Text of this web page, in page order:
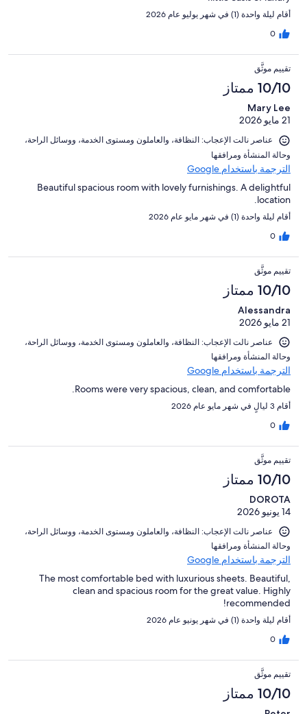
أقام ليلة واحدة (1) في شهر يوليو عام 2026
0
تقييم موثَّق
10/10 ممتاز
Mary Lee
21 مايو 2026
عناصر نالت الإعجاب: ⁦النظافة⁩، و⁦العاملون ومستوى الخدمة⁩، و⁦وسائل الراحة⁩،
و⁦حالة المنشأة ومرافقها⁩
الترجمة باستخدام Google
Beautiful spacious room with lovely furnishings. A delightful
location.
أقام ليلة واحدة (1) في شهر مايو عام 2026
0
تقييم موثَّق
10/10 ممتاز
Alessandra
21 مايو 2026
عناصر نالت الإعجاب: ⁦النظافة⁩، و⁦العاملون ومستوى الخدمة⁩، و⁦وسائل الراحة⁩،
و⁦حالة المنشأة ومرافقها⁩
الترجمة باستخدام Google
Rooms were very spacious, clean, and comfortable.
أقام 3 ليالٍ في شهر مايو عام 2026
0
تقييم موثَّق
10/10 ممتاز
DOROTA
14 يونيو 2026
عناصر نالت الإعجاب: ⁦النظافة⁩، و⁦العاملون ومستوى الخدمة⁩، و⁦وسائل الراحة⁩،
و⁦حالة المنشأة ومرافقها⁩
الترجمة باستخدام Google
The most comfortable bed with luxurious sheets. Beautiful,
clean and spacious room for the great value. Highly
recommended!
أقام ليلة واحدة (1) في شهر يونيو عام 2026
0
تقييم موثَّق
10/10 ممتاز